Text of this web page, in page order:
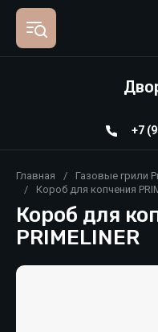
+7
Главная / Газовые грили
/
Короб для копчения
Короб для
PRIMELINER